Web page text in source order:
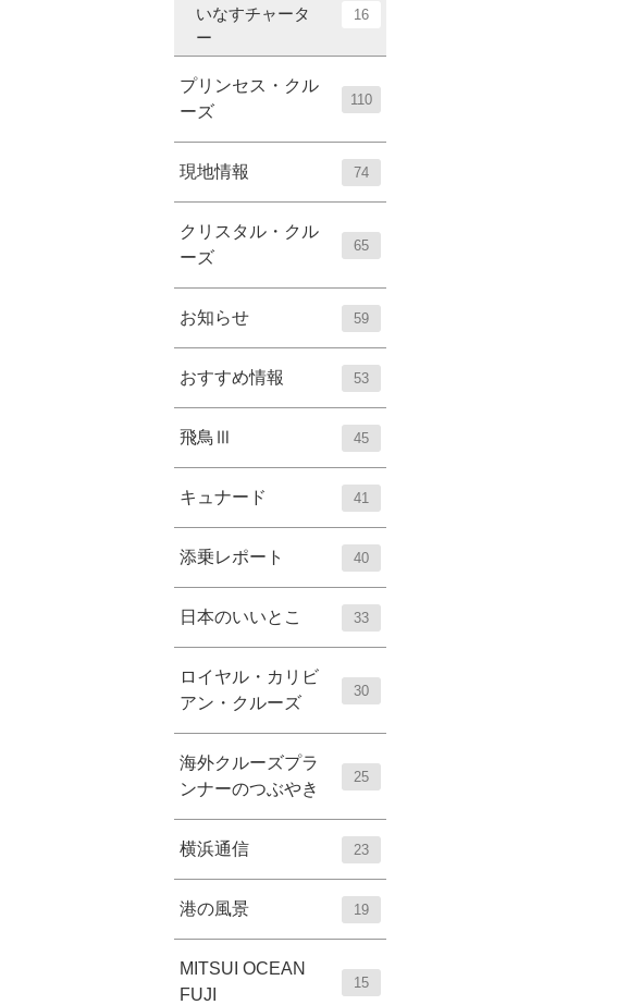
いなすチャータ
ー
16
プリンセス・クル
ーズ
110
現地情報 74
クリスタル・クル
ーズ
65
お知らせ 59
おすすめ情報 53
飛鳥Ⅲ 45
キュナード 41
添乗レポート 40
日本のいいとこ 33
ロイヤル・カリビ
アン・クルーズ
30
海外クルーズプラ
ンナーのつぶやき
25
横浜通信 23
港の風景 19
MITSUI OCEAN
FUJI
15